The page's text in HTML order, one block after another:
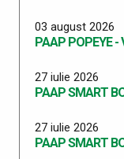
03 august 2026
PAAP POPEYE -
27 iulie 2026
PAAP SMART
27 iulie 2026
PAAP SMART